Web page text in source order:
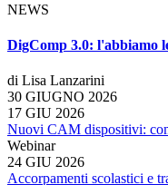
NEWS
DigComp 3.0: l'abbiamo
di Lisa Lanzarini
30 GIUGNO 2026
17 GIU 2026
Nuovi CAM dispositivi:
Webinar
24 GIU 2026
Accorpamenti scolastici e